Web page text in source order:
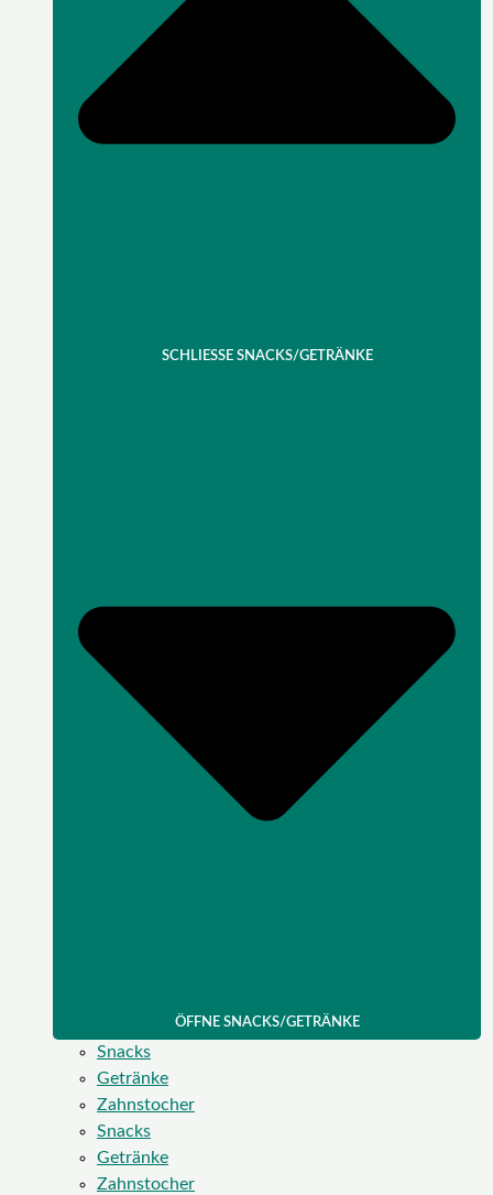
SCHLIESSE SNACKS/GETRÄNKE
ÖFFNE SNACKS/GETRÄNKE
Snacks
Getränke
Zahnstocher
Snacks
Getränke
Zahnstocher